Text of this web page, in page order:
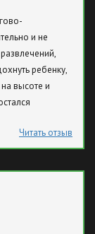
и не
ребенку,
высоте и
Читать отзыв